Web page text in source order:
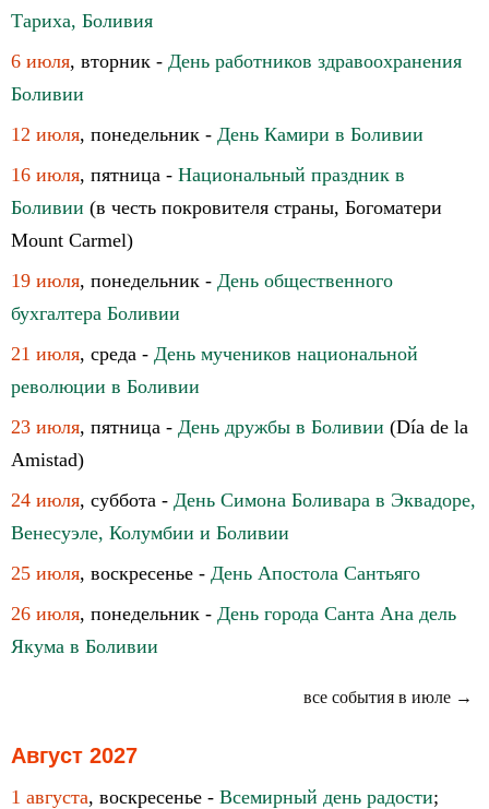
Тариха, Боливия
6 июля, вторник - День работников здравоохранения
Боливии
12 июля, понедельник - День Камири в Боливии
16 июля, пятница - Национальный праздник в
Боливии (в честь покровителя страны, Богоматери
Mount Carmel)
19 июля, понедельник - День общественного
бухгалтера Боливии
21 июля, среда - День мучеников национальной
революции в Боливии
23 июля, пятница - День дружбы в Боливии (Día de la
Amistad)
24 июля, суббота - День Симона Боливара в Эквадоре,
Венесуэле, Колумбии и Боливии
25 июля, воскресенье - День Апостола Сантьяго
26 июля, понедельник - День города Санта Ана дель
Якума в Боливии
все события в июле →
Август 2027
1 августа, воскресенье - Всемирный день радости;